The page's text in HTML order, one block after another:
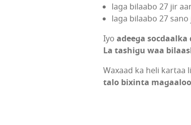
laga bilaabo 27 jir
laga bilaabo 27
Iyo adeega
La tashigu waa
Waxaad ka heli kartaa
talo bixinta